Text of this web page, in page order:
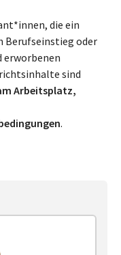
die ein
Berufseinstieg oder
erworbenen
sind
Arbeitsplatz,
.